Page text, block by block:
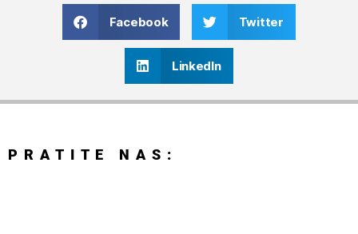
Facebook Twitter
LinkedIn
PRATITE NAS: